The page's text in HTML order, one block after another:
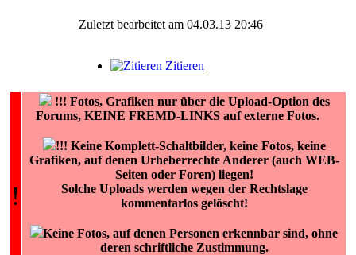
Zuletzt bearbeitet am 04.03.13 20:46
Zitieren
!
!!! Fotos, Grafiken nur über die Upload-Option des
Forums, KEINE FREMD-LINKS auf externe Fotos.
!!! Keine Komplett-Schaltbilder, keine Fotos, keine
Grafiken, auf denen Urheberrechte Anderer (auch WEB-
Seiten oder Foren) liegen!
Solche Uploads werden wegen der Rechtslage
kommentarlos gelöscht!
Keine Fotos, auf denen Personen erkennbar sind, ohne
deren schriftliche Zustimmung.